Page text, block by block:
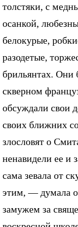
толстяки, с
осанкой,
белокурые,
разодетые,
брильянтах. Они
скверном
обсуждали свои
своих ближних
злословят о
ненавидели ее и
сама зевала от
этим, — думала
замужем за